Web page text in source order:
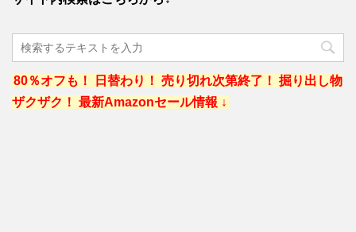
80％オフも！ 日替わり！ 売り切れ次第終了！ 掘り出し物
ザクザク！ 最新Amazonセール情報 ↓